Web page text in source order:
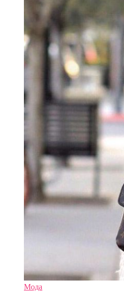
Мода